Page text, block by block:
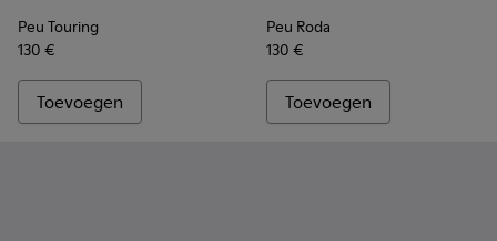
Peu Touring
130 €
Toevoegen
Peu Roda
130 €
Toevoegen